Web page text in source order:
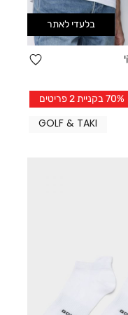
בלעדי לאתר
S M L
70% בקניית 2 פריטים
GOLF & TAKI